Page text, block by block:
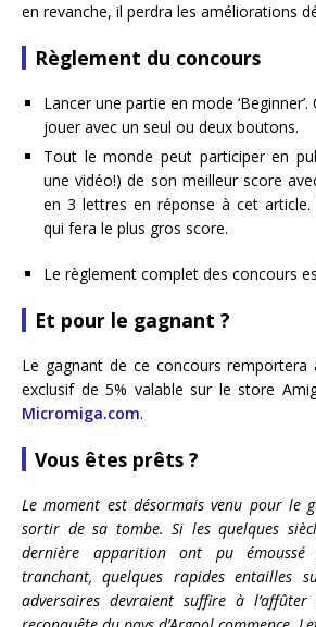
en revanche, il perdra les améliorations
Règlement du concours
Lancer une partie en mode
jouer avec un seul ou deux boutons.
Tout le monde peut participer en
une vidéo!) de son meilleur score
en 3 lettres en réponse à cet
qui fera le plus gros score.
Le règlement complet des concours
Et pour le gagnant ?
Le gagnant de ce concours
exclusif de 5% valable sur le store
Micromiga.com.
Vous êtes prêts ?
Le moment est désormais venu pour le
sortir de sa tombe. Si les quelques
dernière apparition ont pu émoussé
tranchant, quelques rapides entailles
adversaires devraient suffire à